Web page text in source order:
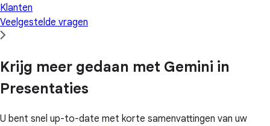
Klanten
Veelgestelde vragen
Krijg meer gedaan met Gemini in
Presentaties
U bent snel up-to-date met korte samenvattingen van uw